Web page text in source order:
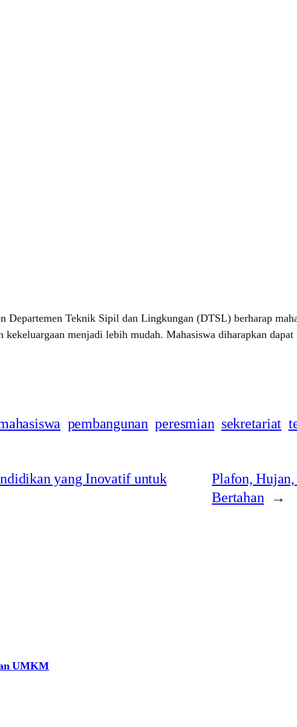
Departemen Teknik Sipil dan Lingkungan (DTSL) berharap
menjadi lebih mudah. Mahasiswa diharapkan
pembangunan peresmian sekretariat
yang Inovatif untuk
Plafon, Hujan,
Bertahan
→
UMKM